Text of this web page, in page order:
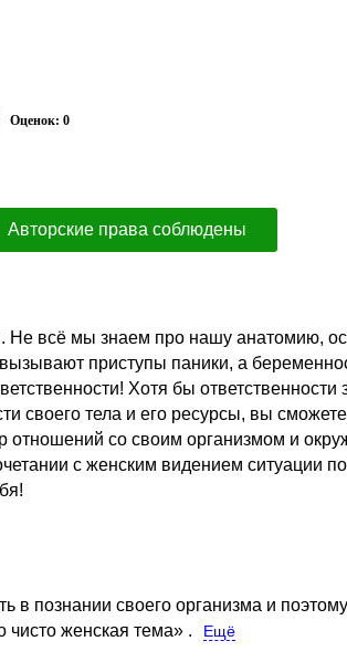
Оценок: 0
Авторские права соблюдены
всё мы знаем про нашу анатомию,
приступы паники, а
Хотя бы
своего тела и его ресурсы, вы
отношений со своим организмом и
с женским видением ситуации
в познании своего организма и
чисто женская тема» . Ещё